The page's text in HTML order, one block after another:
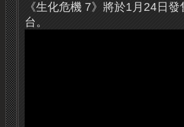
《生化危機 7》將於1月24日
台。